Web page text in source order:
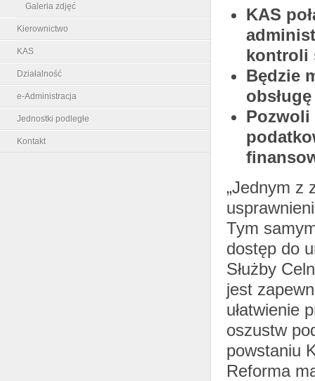
Galeria zdjęć
Kierownictwo
KAS
Działalność
e-Administracja
Jednostki podległe
Kontakt
KAS
kontroli
Będzie
Pozwoli
„Jednym z
Tym
dostęp do
Służby
jest
ułatwienie
oszustw
powstaniu
Reforma